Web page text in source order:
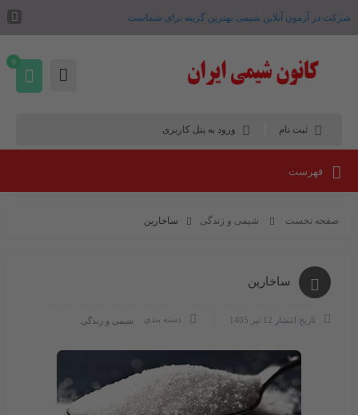
شرکت در آزمون آنلاین شیمی بهترین گزینه برای شماست .
ثبت نام ورود به پنل کاربری
0
فهرست
صفحه نخست شیمی و زندگی ساخارین
ساخارین
تاریخ انتشار 12 تیر 1405 دسته بندی شیمی و زندگی